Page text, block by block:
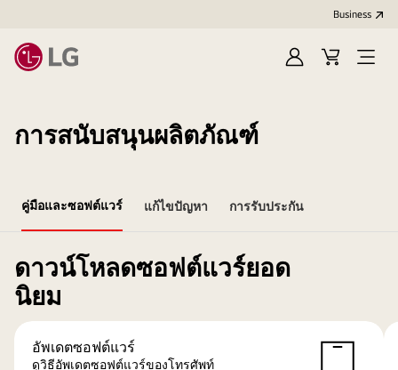
Business
Sign
Cart
Open
การสนับสนุนผลิตภัณฑ์
คู่มือและซอฟต์แวร์ แก้ไขปัญหา การรับประกัน
ดาวน์โหลดซอฟต์แวร์ยอด
นิยม
อัพเดตซอฟต์แวร์
ดูวิธีอัพเดตซอฟต์แวร์ของโทรศัพท์